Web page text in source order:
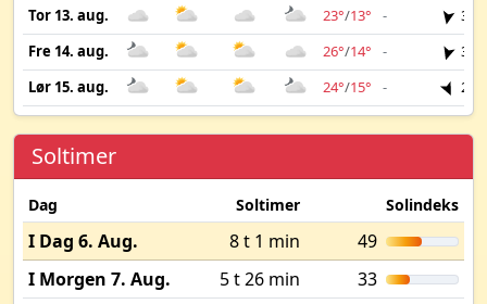
Tor 13. aug.
23°/13° -
3
Fre 14. aug.
26°/14° -
3
Lør 15. aug.
24°/15° - 2
Soltimer
Dag Soltimer Solindeks
I Dag 6. Aug. 8 t 1 min
49
I Morgen 7. Aug.
5 t 26 min
33